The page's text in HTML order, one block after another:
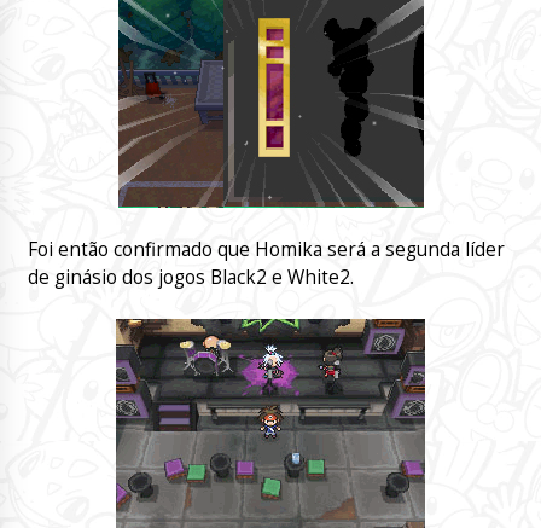
Foi então confirmado que Homika será a segunda líder
de ginásio dos jogos Black2 e White2.